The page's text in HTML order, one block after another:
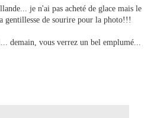
je n'ai pas acheté de glace mais le
gentillesse de sourire pour la photo!!!
demain, vous verrez un bel emplumé...